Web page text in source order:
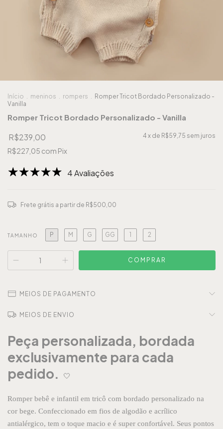
Início . meninos . rompers . Romper Tricot Bordado Personalizado -
Vanilla
Romper Tricot Bordado Personalizado - Vanilla
R$239,00 4 x de R$59,75 sem juros
R$227,05 com Pix
4 Avaliações
Frete grátis a partir de R$500,00
TAMANHO P M G GG 1 2
MEIOS DE PAGAMENTO
MEIOS DE ENVIO
Peça personalizada, bordada
exclusivamente para cada
pedido.
🤍
Romper bebê e infantil em tricô com bordado personalizado na
cor bege. Confeccionado em fios de algodão e acrílico
antialérgico, tem o toque macio e é super confortável. Seus pontos